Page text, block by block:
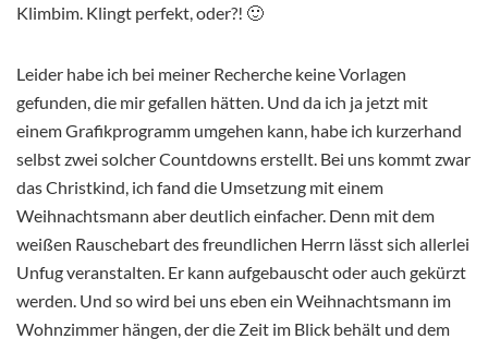
Klimbim. Klingt perfekt, oder?! 🙂
Leider habe ich bei meiner Recherche keine Vorlagen
gefunden, die mir gefallen hätten. Und da ich ja jetzt mit
einem Grafikprogramm umgehen kann, habe ich kurzerhand
selbst zwei solcher Countdowns erstellt. Bei uns kommt zwar
das Christkind, ich fand die Umsetzung mit einem
Weihnachtsmann aber deutlich einfacher. Denn mit dem
weißen Rauschebart des freundlichen Herrn lässt sich allerlei
Unfug veranstalten. Er kann aufgebauscht oder auch gekürzt
werden. Und so wird bei uns eben ein Weihnachtsmann im
Wohnzimmer hängen, der die Zeit im Blick behält und dem